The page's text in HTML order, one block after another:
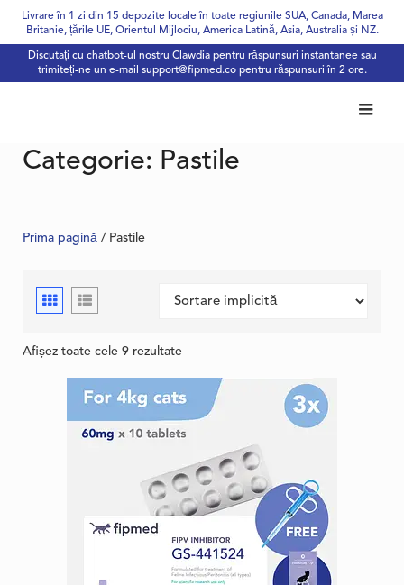
Skip
content
Livrare în 1 zi din 15 depozite locale în toate regiunile SUA, Canada, Marea
Britanie, țările UE, Orientul Mijlociu, America Latină, Asia, Australia și NZ.
Discutați cu chatbot-ul nostru Clawdia pentru răspunsuri instantanee sau
trimiteți-ne un e-mail support@fipmed.copentru răspunsuri în 2 ore.
Categorie: Pastile
Prima pagină / Pastile
Afișez toate cele 9 rezultate